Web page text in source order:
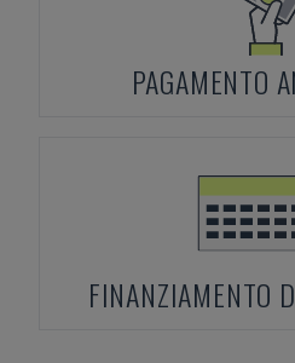
PAGAMENTO
FINANZIAMENTO